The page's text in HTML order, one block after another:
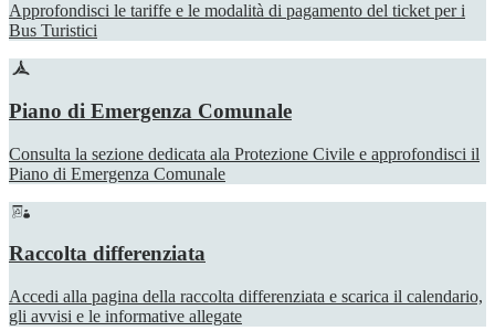
Approfondisci le tariffe e le modalità di pagamento del ticket per i
Bus Turistici
Piano di Emergenza Comunale
Consulta la sezione dedicata ala Protezione Civile e approfondisci il
Piano di Emergenza Comunale
Raccolta differenziata
Accedi alla pagina della raccolta differenziata e scarica il calendario,
gli avvisi e le informative allegate